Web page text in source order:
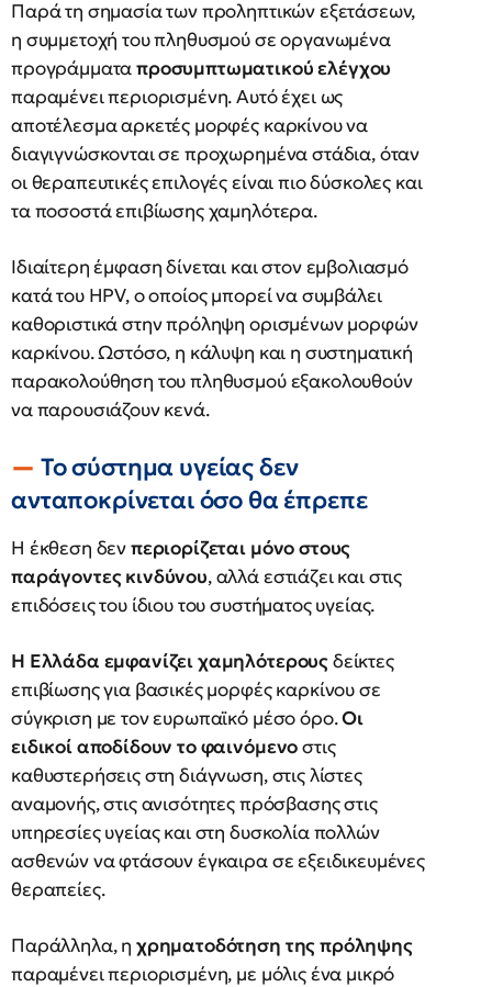
Παρά τη σημασία των προληπτικών εξετάσεων,
η συμμετοχή του πληθυσμού σε οργανωμένα
προγράμματαπροσυμπτωματικού ελέγχου
παραμένει περιορισμένη. Αυτό έχει ως
αποτέλεσμα αρκετές μορφές καρκίνου να
διαγιγνώσκονται σε προχωρημένα στάδια, όταν
οι θεραπευτικές επιλογές είναι πιο δύσκολες και
τα ποσοστά επιβίωσης χαμηλότερα.
Ιδιαίτερη έμφαση δίνεται και στον εμβολιασμό
κατά του HPV, ο οποίος μπορεί να συμβάλει
καθοριστικά στην πρόληψη ορισμένων μορφών
καρκίνου. Ωστόσο, η κάλυψη και η συστηματική
παρακολούθηση του πληθυσμού εξακολουθούν
να παρουσιάζουν κενά.
Το σύστημα υγείας δεν
ανταποκρίνεται όσο θα έπρεπε
Η έκθεση δενπεριορίζεται μόνο στους
παράγοντες κινδύνου, αλλά εστιάζει και στις
επιδόσεις του ίδιου του συστήματος υγείας.
Η Ελλάδα εμφανίζει χαμηλότερουςδείκτες
επιβίωσης για βασικές μορφές καρκίνου σε
σύγκριση με τον ευρωπαϊκό μέσο όρο.Οι
ειδικοί αποδίδουν το φαινόμενοστις
καθυστερήσεις στη διάγνωση, στις λίστες
αναμονής, στις ανισότητες πρόσβασης στις
υπηρεσίες υγείας και στη δυσκολία πολλών
ασθενών να φτάσουν έγκαιρα σε εξειδικευμένες
θεραπείες.
Παράλληλα, η χρηματοδότηση της πρόληψης
παραμένει περιορισμένη, με μόλις ένα μικρό